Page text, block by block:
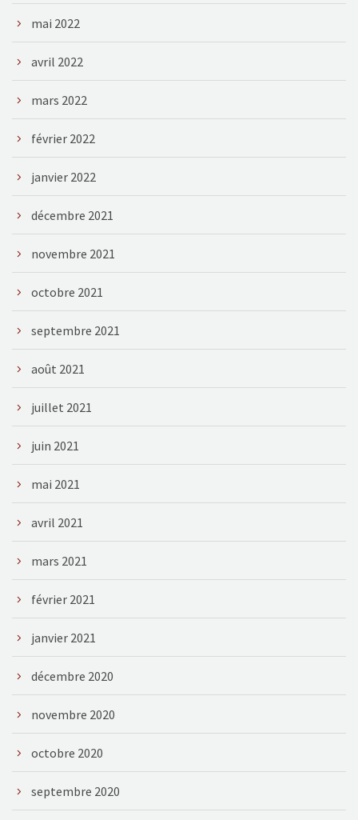
mai 2022
avril 2022
mars 2022
février 2022
janvier 2022
décembre 2021
novembre 2021
octobre 2021
septembre 2021
août 2021
juillet 2021
juin 2021
mai 2021
avril 2021
mars 2021
février 2021
janvier 2021
décembre 2020
novembre 2020
octobre 2020
septembre 2020